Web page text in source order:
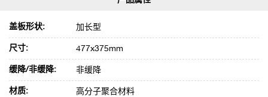
盖板形状: 加长型
尺寸: 477x375mm
缓降/非缓降: 非缓降
材质: 高分子聚合材料